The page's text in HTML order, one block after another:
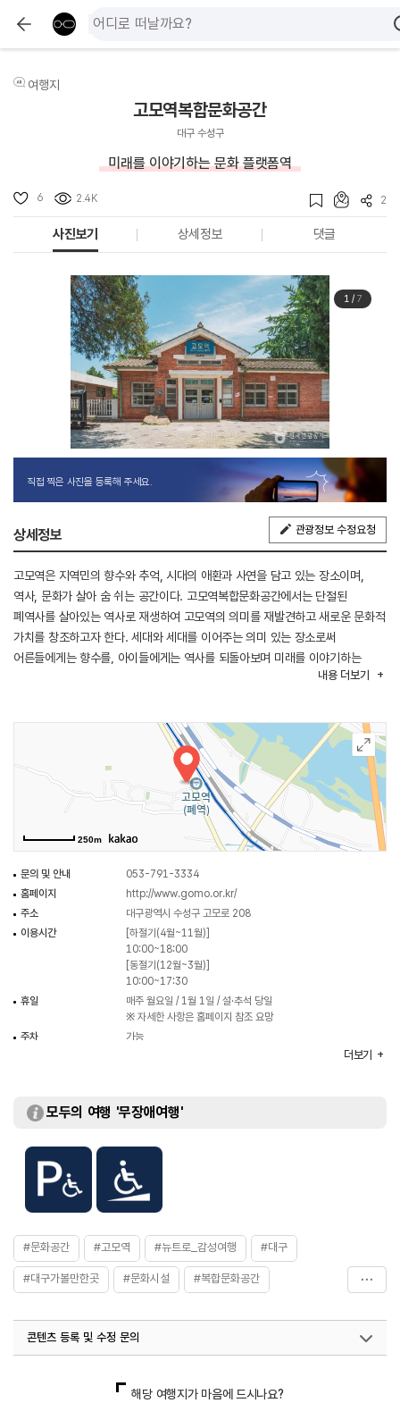
여행지
고모역복합문화공간
대구 수성구
미래를 이야기하는 문화 플랫폼역
6 2.4K 2
사진보기 상세정보 댓글
1/ 7
직접 찍은 사진을 등록해 주세요.
상세정보 관광정보 수정요청
고모역은 지역민의 향수와 추억, 시대의 애환과 사연을 담고 있는 장소이며,
역사, 문화가 살아 숨 쉬는 공간이다. 고모역복합문화공간에서는 단절된
폐역사를 살아있는 역사로 재생하여 고모역의 의미를 재발견하고 새로운 문화적
가치를 창조하고자 한다. 세대와 세대를 이어주는 의미 있는 장소로써
어른들에게는 향수를, 아이들에게는 역사를 되돌아보며 미래를 이야기하는
문화의 플랫폼이다. 고모뮤지엄은 역사관과 문화관으로 나누어져 있어 세대를
있는 가든과 산책로가 있어 경치를 보며 가볍게 걷기에도 좋다. 포토존도
마련되어 있으니 가족과 친구와 함께 방문해 추억을 남길 수도 있다.
내용 더보기
250m
문의 및 안내
053-791-3334
홈페이지
http://www.gomo.or.kr/
주소
대구광역시 수성구 고모로 208
이용시간
[하절기(4월~11월)]
10:00~18:00
[동절기(12월~3월)]
10:00~17:30
휴일
매주 월요일 / 1월 1일 / 설·추석 당일
※ 자세한 사항은 홈페이지 참조 요망
주차
가능
더보기
모두의 여행 '무장애여행'
#​문화공간 #고모역 #뉴트로_감성여행 #대구
#대구가볼만한곳 #문화시설 #복합문화공간
콘텐츠 등록 및 수정 문의
열린관광콘텐츠팀(열린관광-모두의여행)
033-738-3425
해당 여행지가 마음에 드시나요?